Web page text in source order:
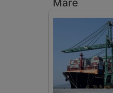
Mare